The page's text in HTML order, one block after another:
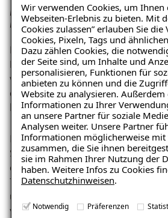
Wir verwenden Cookies, um
Webseiten-Erlebnis zu bieten. Mit
Cookies zulassen” erlauben Sie
Cookies, Pixeln, Tags und
Dazu zählen Cookies, die
der Seite sind, um Inhalte und
personalisieren, Funktionen für
anbieten zu können und die
Website zu analysieren.
Informationen zu Ihrer
an unsere Partner für soziale
Analysen weiter. Unsere Partner
Informationen möglicherweise mit
zusammen, die Sie ihnen
sie im Rahmen Ihrer Nutzung der
haben. Weitere Infos zu Cookies
Datenschutzhinweisen.
Notwendig Präferenzen
Besser ist die Stoßlüftung, denn so ist ein
Luftaustausch garantiert.
Besser ist die so genannte
Fenster kurzzeitig ganz geöffnet
wieder geschlossen. Diese Form
ermöglicht im gleichen Zeitraum
höheren Luftaustausch als eine
In der Praxis bedeutet das, dass z.
Stoßlüftung bei einem Raum von
einer Fensterfläche von 1 Meter
Temperaturdifferenz von 13 Kelvin
und Außentemperaturn die
von 100 auf 53 Prozent in weniger
Ratgeber
– jetzt kostenlos
E-Mail eingeben